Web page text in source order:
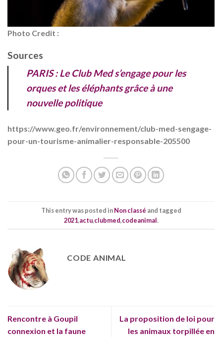
Photo Credit :
Sources
PARIS : Le Club Med s’engage pour les
orques et les éléphants grâce à une
nouvelle politique
https://www.geo.fr/environnement/club-med-sengage-
pour-un-tourisme-animalier-responsable-205500
This entry was posted inNon classé and tagged
2021,actu,clubmed,codeanimal.
CODE ANIMAL
Rencontre à Goupil
connexion et la faune
La proposition de loi pour
les animaux torpillée en